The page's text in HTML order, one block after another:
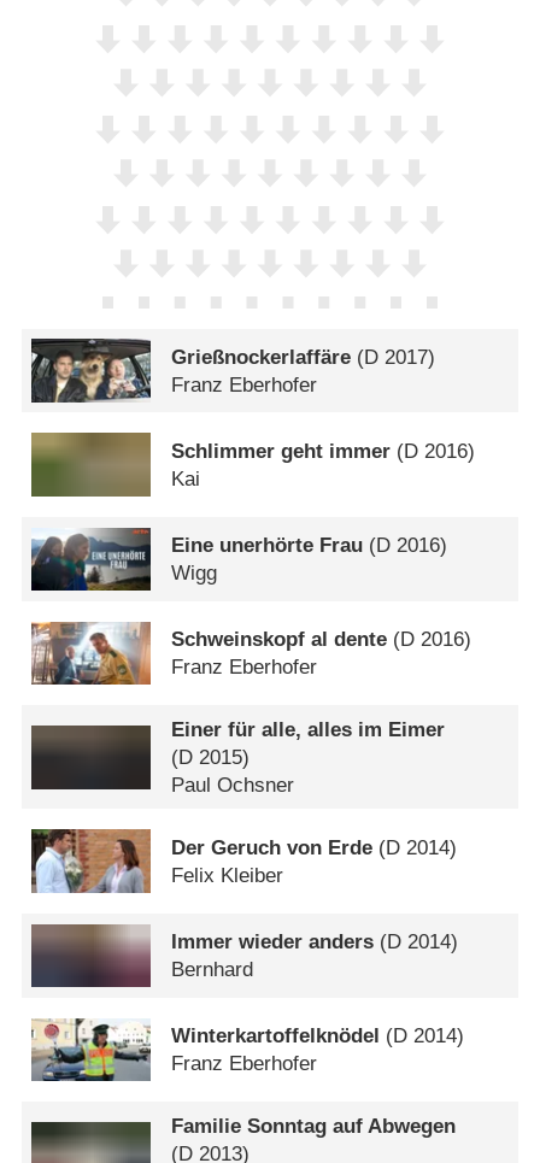
Grießnockerlaffäre (D 2017)
Franz Eberhofer
Schlimmer geht immer (D 2016)
Kai
Eine unerhörte Frau (D 2016)
Wigg
Schweinskopf al dente (D 2016)
Franz Eberhofer
Einer für alle, alles im Eimer
(D 2015)
Paul Ochsner
Der Geruch von Erde (D 2014)
Felix Kleiber
Immer wieder anders (D 2014)
Bernhard
Winterkartoffelknödel (D 2014)
Franz Eberhofer
Familie Sonntag auf Abwegen
(D 2013)